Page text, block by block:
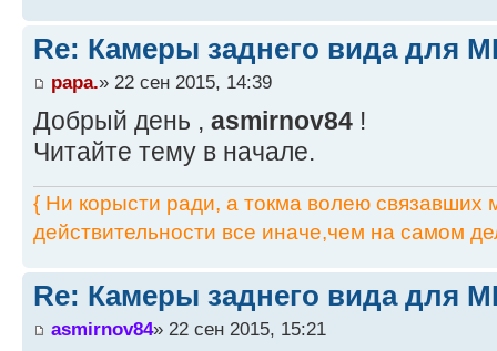
Re: Камеры заднего вида для
papa.» 22 сен 2015, 14:39
Добрый день , asmirnov84 !
Читайте тему в начале.
{ Ни корысти ради, а токма волею связавших
действительности все иначе,чем на самом
Re: Камеры заднего вида для
asmirnov84» 22 сен 2015, 15:21